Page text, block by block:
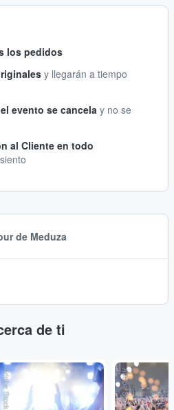
los pedidos
y llegarán a tiempo
evento se cancela y no se
al Cliente en todo
de Meduza
de ti
Adobe Stock Adobe Stock